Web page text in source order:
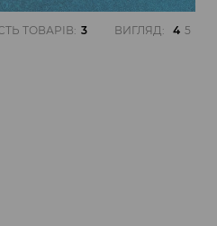
ТОВАРІВ: 3 ВИГЛЯД : 4 5